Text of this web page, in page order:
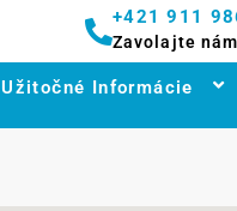
+421 911
Zavolajte
Užitočné Informácie